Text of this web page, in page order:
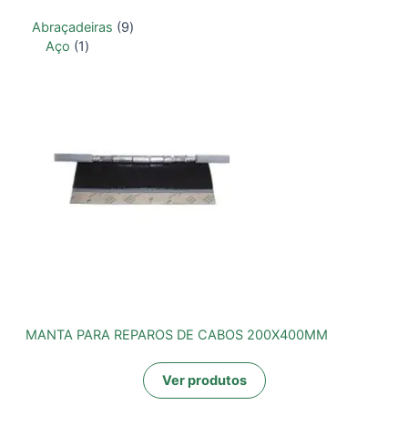
Abraçadeiras 9
Aço 1
MANTA PARA REPAROS DE CABOS 200X400MM
Ver produtos